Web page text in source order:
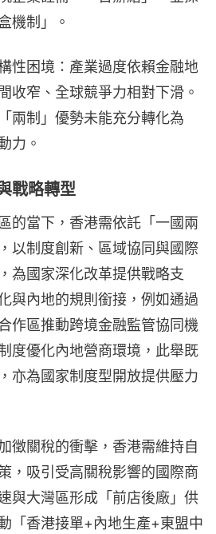
機制」。
性困境：產業過度依賴金融地
收窄、全球競爭力相對下滑。
兩制」優勢未能充分轉化為
力。
戰略轉型
的當下，香港需依託「一國兩
以制度創新、區域協同與國際
為國家深化改革提供戰略支
與內地的規則銜接，例如通過
作區推動跨境金融監管協同機
度優化內地營商環境，此舉既
亦為國家制度型開放提供壓力
徵關稅的衝擊，香港需維持自
，吸引受高關稅影響的國際商
與大灣區形成「前店後廠」供
「香港接單+內地生產+東盟中